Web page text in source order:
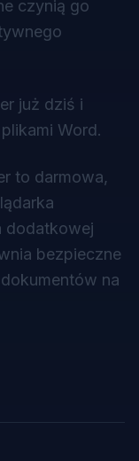
czynią go
już dziś i
Word.
to darmowa,
dodatkowej
bezpieczne
na